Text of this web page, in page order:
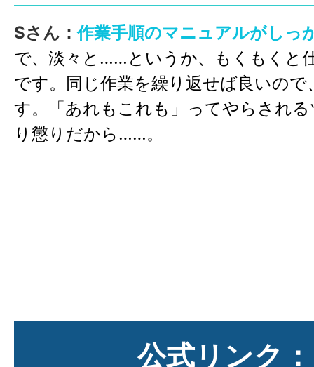
とができるようになって、ストレス
た(笑) 。心の余裕度が全然違います。
Iさん：年間カレンダーが決まってい
てやすくて助かるよね。自分の好き
だり、好きなことを見つけるにもぴ
Sさん：作業手順のマニュアルがしっ
で、淡々と……というか、もくもくと
です。同じ作業を繰り返せば良いので
す。「あれもこれも」ってやらされ
り懲りだから……。
公式リンク：